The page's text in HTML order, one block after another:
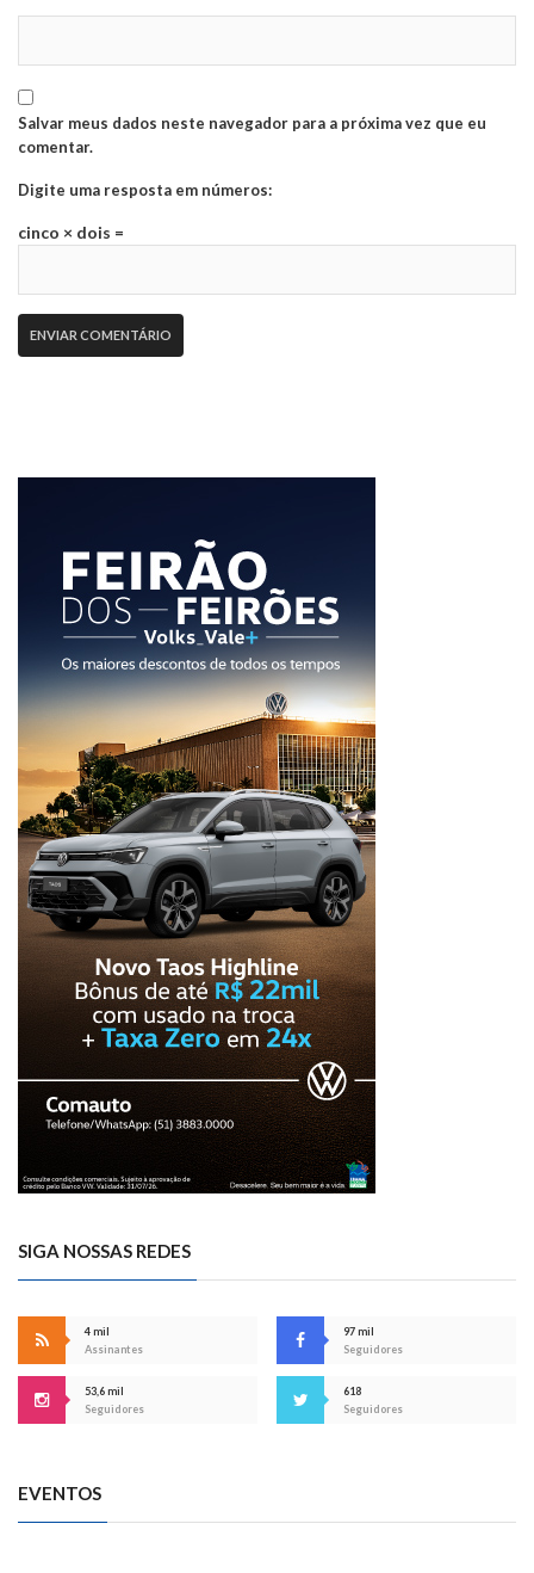
Salvar meus dados neste navegador para a próxima vez que eu
comentar.
Digite uma resposta em números:
cinco × dois =
SIGA NOSSAS REDES
4 mil
Assinantes
97 mil
Seguidores
53,6 mil
Seguidores
618
Seguidores
EVENTOS